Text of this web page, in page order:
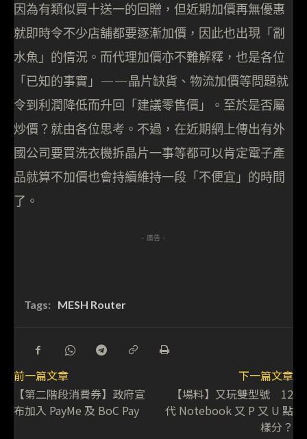
因為有類似買十送一的回贈，但近期加價再無優惠
就即時令不少店舖都要逐漸加價，因此也出現「劏
水魚」的情況。而代理加價亦不難解釋，也是各位
「已知的事實」——晶片缺貨、物流加價等問題就
令到利潤降低而升回「建議零售價」。至於是否屬
炒價？就由各位思考。不過，在近期網上傳出有外
國公司要買洗衣機拆晶片一事等都可以肯定電子產
品就算不加價也會持續維持一段「不便宜」的時間
了。
- 廣告 -
Tags: MESH Router
前一篇文章
【第二階段消費券】政府宣
布加入 PayMe 及 BoC Pay
下一篇文章
【場料】又玩雙型號 12
代 Notebook 又 P 又 U 點
樣分？